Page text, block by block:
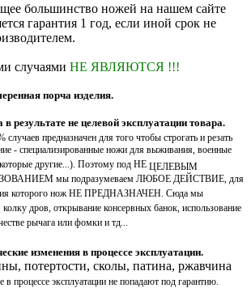
большинство ножей на нашем сайте
гарантия 1 год, если иной срок не
случаями НЕ ЯВЛЯЮТСЯ !!!
порча изделия.
результате не целевой эксплуатации товара.
предназначен для того чтобы строгать и резать
- специализированные ножи для выживания, военные
другие...). Поэтому под НЕ ЦЕЛЕВЫМ
мы подразумеваем ЛЮБОЕ ДЕЙСТВИЕ, для
которого нож НЕ ПРЕДНАЗНАЧЕН. Сюда мы
дров, открывание консервных банок, использование
рычага или фомки и тд...
изменения в процессе эксплуатации.
потертости, сколы, патина, ржавчина
в процессе эксплуатации не попадают под гарантию.